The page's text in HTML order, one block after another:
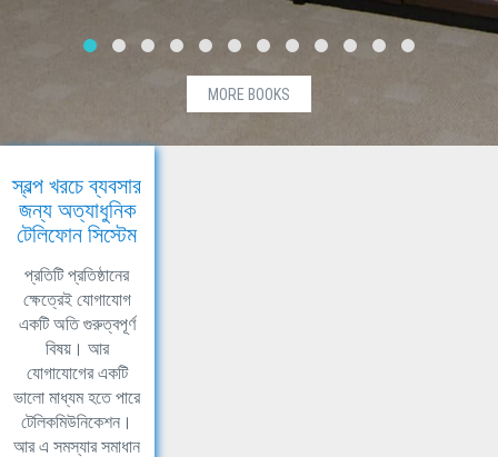
MORE BOOKS
স্বল্প খরচে ব্যবসার
জন্য অত্যাধুনিক
টেলিফোন সিস্টেম
প্রতিটি প্রতিষ্ঠানের
ক্ষেত্রেই যোগাযোগ
একটি অতি গুরুত্বপূর্ণ
বিষয়। আর
যোগাযোগের একটি
ভালো মাধ্যম হতে পারে
টেলিকমিউনিকেশন।
আর এ সমস্যার সমাধান